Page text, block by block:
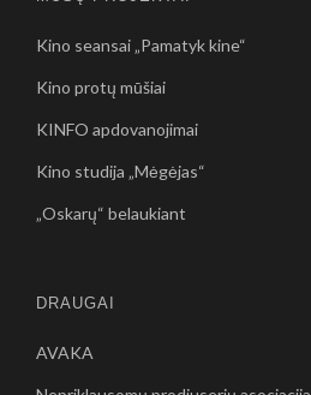
Kino seansai „Pamatyk kine“
Kino protų mūšiai
KINFO apdovanojimai
Kino studija „Mėgėjas“
„Oskarų“ belaukiant
DRAUGAI
AVAKA